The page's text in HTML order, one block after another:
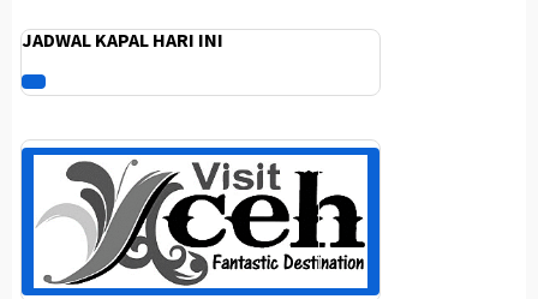
JADWAL KAPAL HARI INI